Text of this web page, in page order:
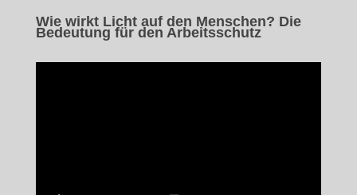
Wie wirkt Licht auf den Menschen? Die
Bedeutung für den Arbeitsschutz